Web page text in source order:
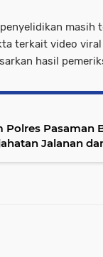
masih
terkait video
hasil
Polres Pasaman
Jalanan